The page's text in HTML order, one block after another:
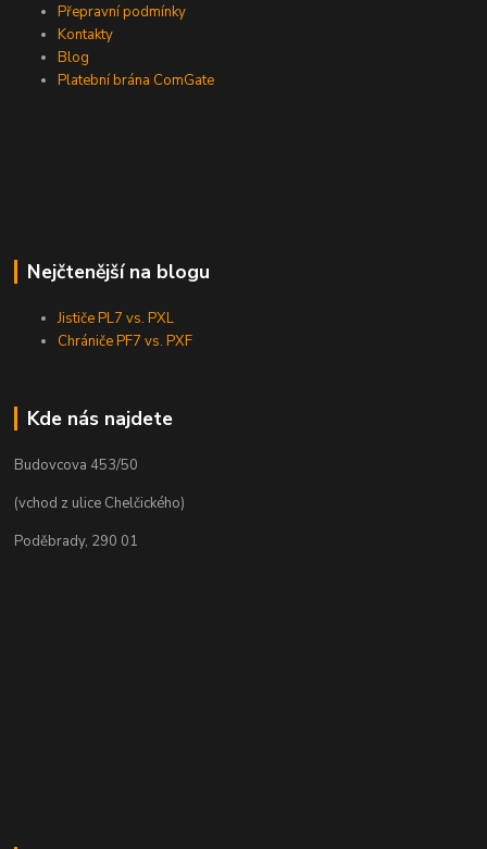
Přepravní podmínky
Kontakty
Blog
Platební brána ComGate
Nejčtenější na blogu
Jističe PL7 vs. PXL
Chrániče PF7 vs. PXF
Kde nás najdete
Budovcova 453/50
(vchod z ulice Chelčického)
Poděbrady, 290 01